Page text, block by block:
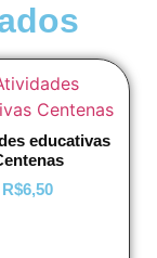
educativas
R$6,50